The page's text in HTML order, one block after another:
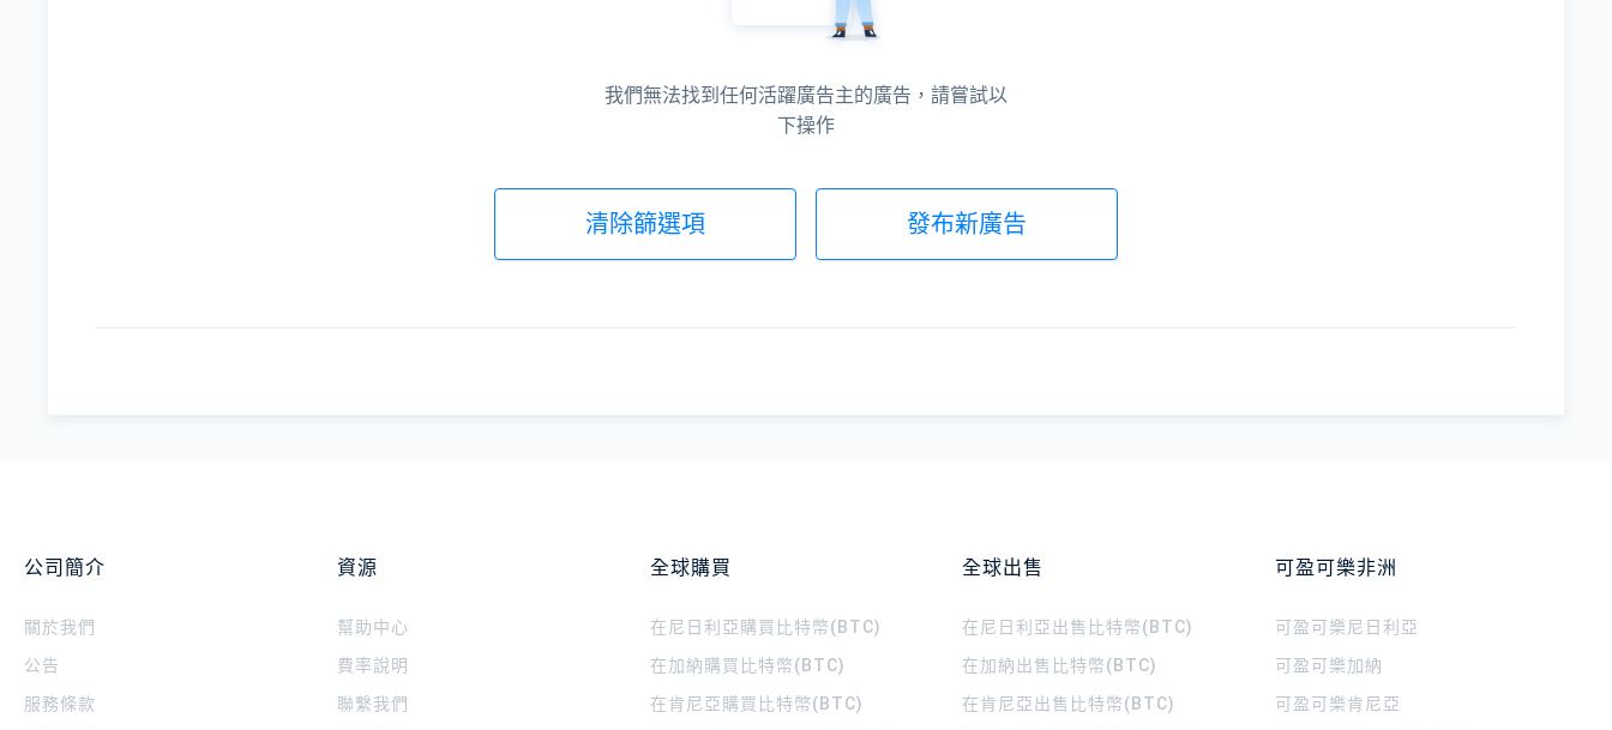
我們無法找到任何活躍廣告主的廣告，請嘗試以
下操作
清除篩選項 發布新廣告
公司簡介
關於我們
公告
服務條款
資源
幫助中心
費率說明
聯繫我們
全球購買
在尼日利亞購買比特幣(BTC)
在加納購買比特幣(BTC)
在肯尼亞購買比特幣(BTC)
全球出售
在尼日利亞出售比特幣(BTC)
在加納出售比特幣(BTC)
在肯尼亞出售比特幣(BTC)
可盈可樂非洲
可盈可樂 尼日利亞
可盈可樂加納
可盈可樂肯尼亞